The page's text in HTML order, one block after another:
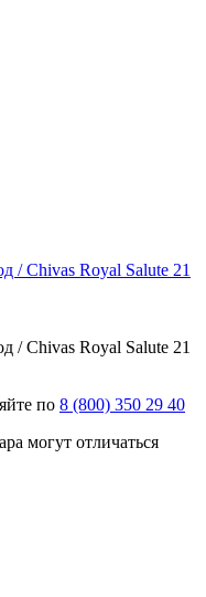
/ Chivas Royal Salute 21
/ Chivas Royal Salute 21
по 8 (800) 350 29 40
могут отличаться